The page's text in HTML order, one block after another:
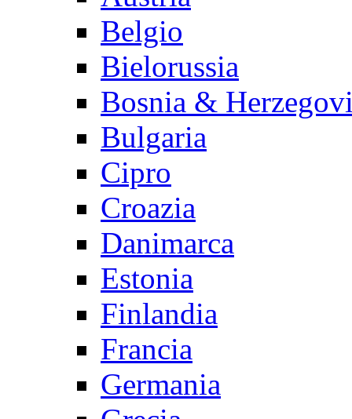
Belgio
Bielorussia
Bosnia &
Bulgaria
Cipro
Croazia
Danimarca
Estonia
Finlandia
Francia
Germania